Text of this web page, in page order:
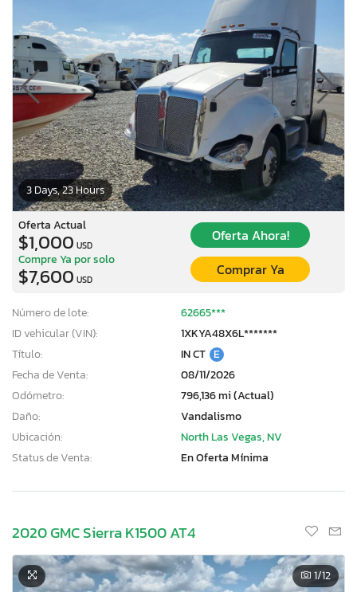
3 Days, 23 Hours
Oferta Actual
$1,000 USD
Oferta Ahora!
Compre Ya por solo
$7,600 USD
Comprar Ya
Número de lote:
62665***
ID vehicular (VIN):
1XKYA48X6L*******
Título:
IN CT E
Fecha de Venta:
08/11/2026
Odómetro:
796,136 mi (Actual)
Daño:
Vandalismo
Ubicación:
North Las Vegas, NV
Status de Venta:
En Oferta Mínima
2020 GMC Sierra K1500 AT4
1/12